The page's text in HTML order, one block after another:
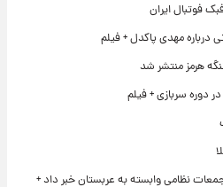
فوتبال ایران
درباره مهدی پاکدل + فیلم
هرمز منتشر شد
دوره سربازی + فیلم
نظامی وابسته به عربستان خبر داد +